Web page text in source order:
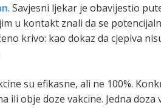
. Savjesni ljekar je obavijestio
u kontakt znali da se
krivo: kao dokaz da cjepiva
su efikasne, ali ne 100%.
ili obje doze vakcine. Jedna